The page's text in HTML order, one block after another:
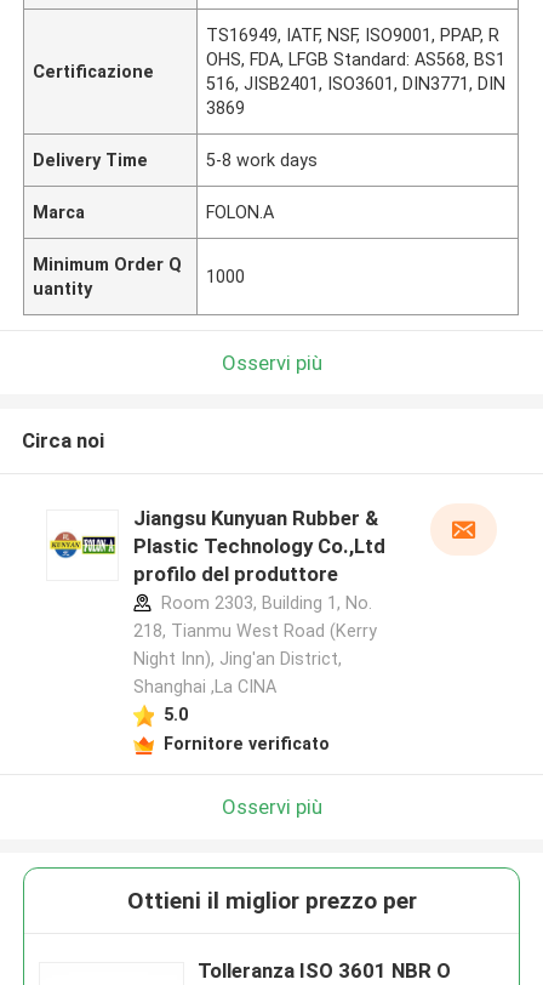
Certificazione
TS16949, IATF, NSF, ISO9001, PPAP, R
OHS, FDA, LFGB Standard: AS568, BS1
516, JISB2401, ISO3601, DIN3771, DIN
3869
Delivery Time 5-8 work days
Marca FOLON.A
Minimum Order Q
uantity
1000
Osservi più
Circa noi
Jiangsu Kunyuan Rubber &
Plastic Technology Co.,Ltd
profilo del produttore
Room 2303, Building 1, No.
218, Tianmu West Road (Kerry
Night Inn), Jing'an District,
Shanghai ,La CINA
5.0
Fornitore verificato
Osservi più
Ottieni il miglior prezzo per
Tolleranza ISO 3601 NBR O